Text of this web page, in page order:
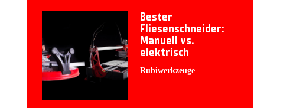
Bester
Fliesenschneider:
Manuell vs.
elektrisch
Rubiwerkzeuge